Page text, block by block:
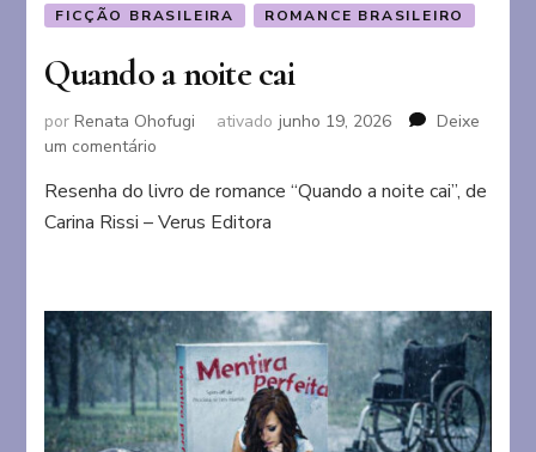
FICÇÃO BRASILEIRA
ROMANCE BRASILEIRO
Quando a noite cai
porRenata Ohofugi ativado junho 19, 2026
Deixe
um comentário
a
noite
Resenha do livro de romance “Quando a noite cai”, de
Carina Rissi – Verus Editora